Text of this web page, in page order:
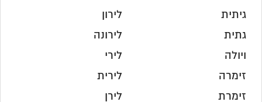
גיתית
גתית
ויולה
זימרה
זימרת
לירון
לירונה
לירי
לירית
לירן